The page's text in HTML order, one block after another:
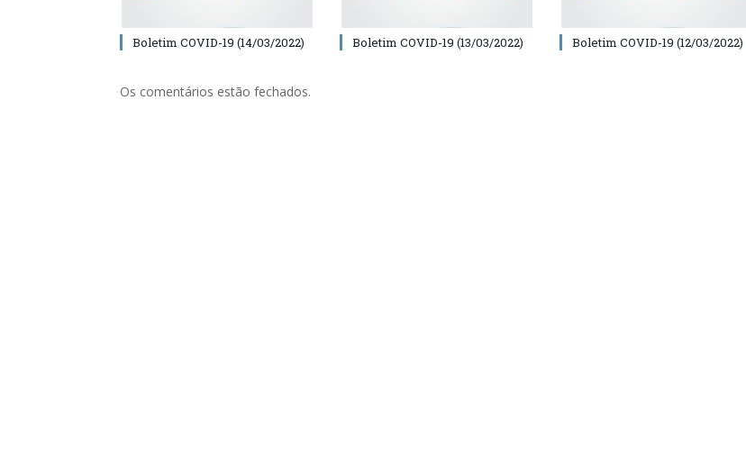
Boletim COVID-19 (14/03/2022) Boletim COVID-19 (13/03/2022) Boletim COVID-19 (12/03/2022)
Os comentários estão fechados.